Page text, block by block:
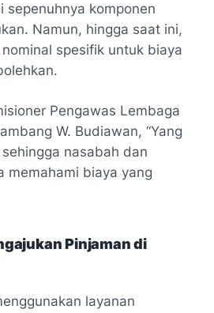
sepenuhnya komponen
Namun, hingga saat ini,
spesifik untuk biaya
Pengawas Lembaga
W. Budiawan, “Yang
nasabah dan
memahami biaya yang
Pinjaman di
layanan